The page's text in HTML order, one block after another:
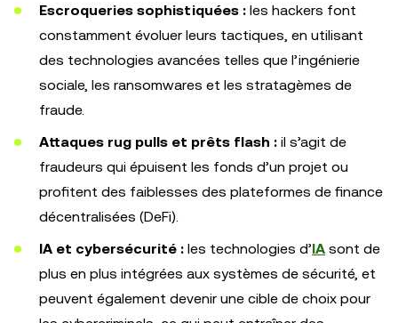
Escroqueries sophistiquées : les hackers font
constamment évoluer leurs tactiques, en utilisant
des technologies avancées telles que l’ingénierie
sociale, les ransomwares et les stratagèmes de
fraude.
Attaques rug pulls et prêts flash : il s’agit de
fraudeurs qui épuisent les fonds d’un projet ou
profitent des faiblesses des plateformes de finance
décentralisées (DeFi).
IA et cybersécurité : les technologies d’IA sont de
plus en plus intégrées aux systèmes de sécurité, et
peuvent également devenir une cible de choix pour